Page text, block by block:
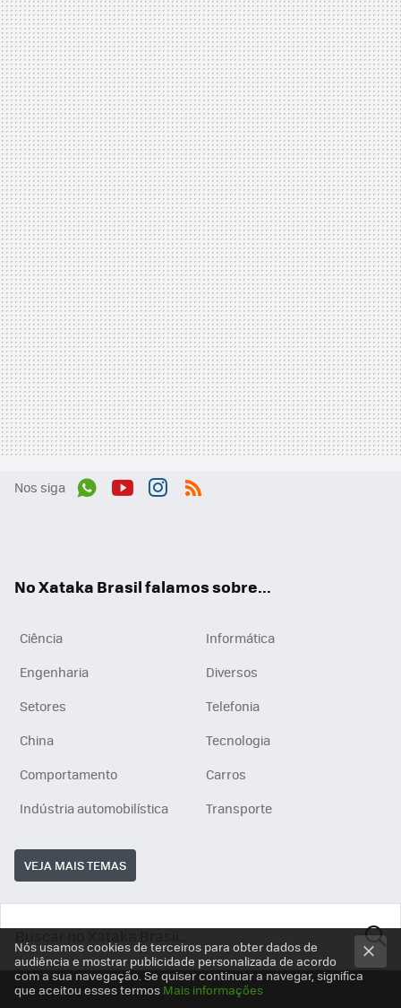
Nos siga
No Xataka Brasil falamos sobre...
Ciência
Informática
Engenharia
Diversos
Setores
Telefonia
China
Tecnologia
Comportamento
Carros
Indústria automobilística
Transporte
VEJA MAIS TEMAS
Nós usamos cookies de terceiros para obter dados de
audiência e mostrar publicidade personalizada de acordo
com a sua navegação. Se quiser continuar a navegar, significa
que aceitou esses termos Mais informações